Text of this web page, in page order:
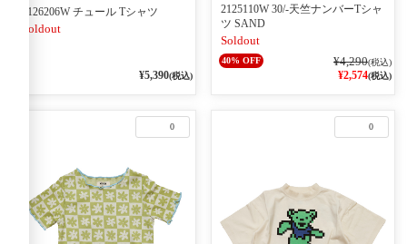
2126206W チュール Tシャツ
Soldout
¥5,390(税込)
40% OFF
2125110W 30/-天竺ナンバーTシャ
ツ SAND
Soldout
¥4,290(税込)
¥2,574(税込)
0 0